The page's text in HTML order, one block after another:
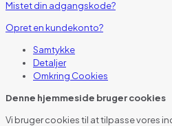
Mistet din adgangskode?
Opret en kundekonto?
Samtykke
Detaljer
Omkring Cookies
Denne hjemmeside bruger cookies
Vi bruger cookies til at tilpasse vores